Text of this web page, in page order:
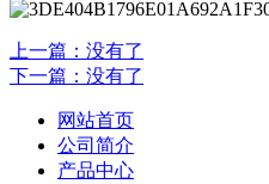
上一篇：没有了
下一篇：没有了
网站首页
公司简介
产品中心